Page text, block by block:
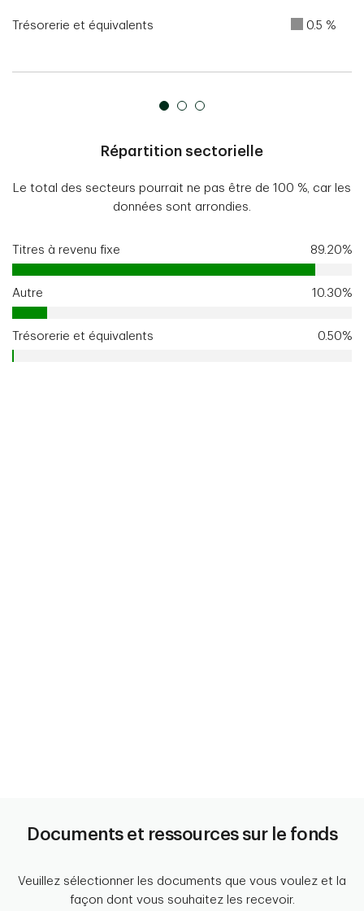
Trésorerie et équivalents 0.5 %
Répartition sectorielle
Le total des secteurs pourrait ne pas être de 100 %, car les
données sont arrondies.
Titres à revenu fixe 89.20%
Autre 10.30%
Trésorerie et équivalents 0.50%
Documents et ressources sur le fonds
Veuillez sélectionner les documents que vous voulez et la
façon dont vous souhaitez les recevoir.